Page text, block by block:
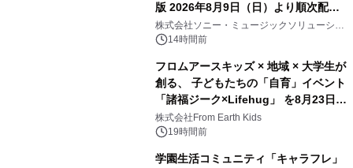
版 2026年8月9日（日）より順次配信
開始
株式会社ソニー・ミュージックソリューショ
ンズ14時間前
フロムアースキッズ × 地域 × 大学生が
創る、 子どもたちの「自育」イベント
「諸福ジーク×Lifehug」 を8月23日
(日)開催
株式会社From Earth Kids
19時間前
学園生活コミュニティ「キャラフレ」